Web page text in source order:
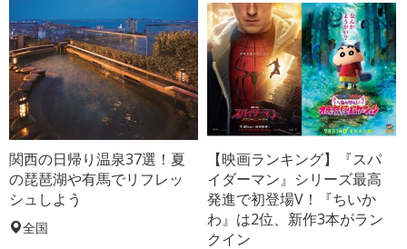
関西の日帰り温泉37選！夏
の琵琶湖や有馬でリフレッ
シュしよう
全国
【映画ランキング】『スパ
イダーマン』シリーズ最高
発進で初登場V！『ちいか
わ』は2位、新作3本がラン
クイン